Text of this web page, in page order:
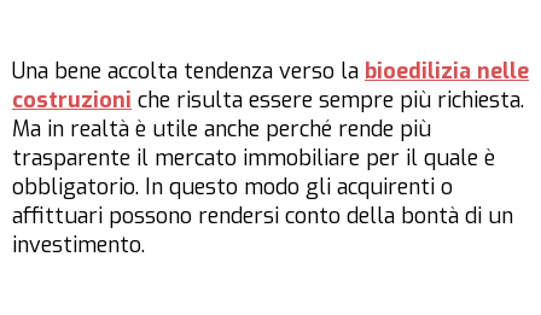
Una bene accolta tendenza verso la bioedilizia nelle
costruzioni che risulta essere sempre più richiesta.
Ma in realtà è utile anche perché rende più
trasparente il mercato immobiliare per il quale è
obbligatorio. In questo modo gli acquirenti o
affittuari possono rendersi conto della bontà di un
investimento.